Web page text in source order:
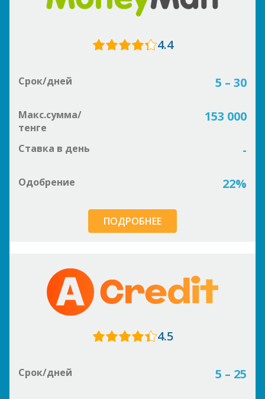
4.4
Срок/дней 5 – 30
Макс.сумма/
тенге
153 000
Ставка в день -
Одобрение 22%
ПОДРОБНЕЕ
4.5
Срок/дней 5 – 25